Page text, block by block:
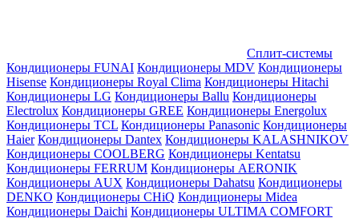
Сплит-системы
Кондиционеры FUNAI Кондиционеры MDV Кондиционеры
Hisense Кондиционеры Royal Clima Кондиционеры Hitachi
Кондиционеры LG Кондиционеры Ballu Кондиционеры
Electrolux Кондиционеры GREE Кондиционеры Energolux
Кондиционеры TCL Кондиционеры Panasonic Кондиционеры
Haier Кондиционеры Dantex Кондиционеры KALASHNIKOV
Кондиционеры СOOLBERG Кондиционеры Kentatsu
Кондиционеры FERRUM Кондиционеры AERONIK
Кондиционеры AUX Кондиционеры Dahatsu Кондиционеры
DENKO Кондиционеры CHiQ Кондиционеры Midea
Кондиционеры Daichi Кондиционеры ULTIMA COMFORT